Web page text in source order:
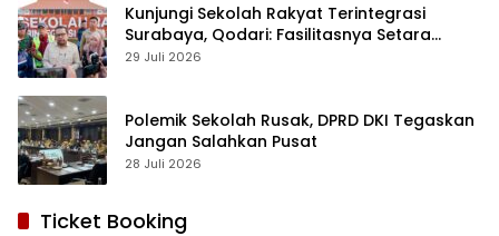
Kunjungi Sekolah Rakyat Terintegrasi
Surabaya, Qodari: Fasilitasnya Setara
Sekolah Swasta Terbaik
29 Juli 2026
Polemik Sekolah Rusak, DPRD DKI Tegaskan
Jangan Salahkan Pusat
28 Juli 2026
Ticket Booking